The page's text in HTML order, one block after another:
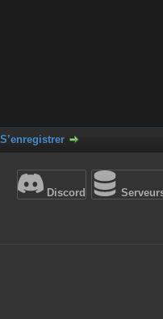
S’enregistrer
Discord